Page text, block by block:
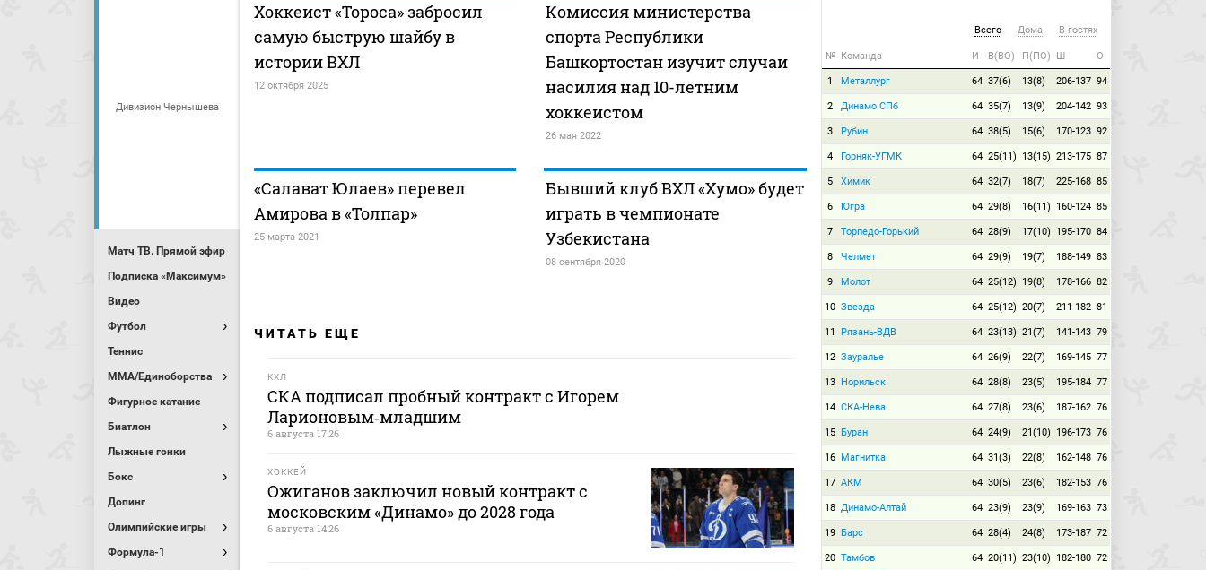
Дивизион Чернышева
Матч ТВ. Прямой эфир
Подписка «Максимум»
Видео
Футбол
Теннис
MMA/Единоборства
Фигурное катание
Биатлон
Лыжные гонки
Бокс
Допинг
Олимпийские игры
Формула-1
Хоккеист «Тороса» забросил
самую быструю шайбу в
истории ВХЛ
12 октября 2025
Комиссия министерства
спорта Республики
Башкортостан изучит случаи
насилия над 10-летним
хоккеистом
26 мая 2022
«Салават Юлаев» перевел
Амирова в «Толпар»
25 марта 2021
Бывший клуб ВХЛ «Хумо» будет
играть в чемпионате
Узбекистана
08 сентября 2020
ЧИТАТЬ ЕЩЕ
КХЛ
СКА подписал пробный контракт с Игорем
Ларионовым‑младшим
6 августа 17:26
ХОККЕЙ
Ожиганов заключил новый контракт с
московским «Динамо» до 2028 года
6 августа 14:26
Всего Дома В гостях
№ Команда И В(ВО) П(ПО) Ш О
1 Металлург 64 37(6) 13(8) 206-137 94
2 Динамо СПб 64 35(7) 13(9) 204-142 93
3 Рубин 64 38(5) 15(6) 170-123 92
4 Горняк-УГМК 64 25(11) 13(15) 213-175 87
5 Химик 64 32(7) 18(7) 225-168 85
6 Югра 64 29(8) 16(11) 160-124 85
7 Торпедо-Горький 64 28(9) 17(10) 195-170 84
8 Челмет 64 29(9) 19(7) 188-149 83
9 Молот 64 25(12) 19(8) 178-166 82
10 Звезда 64 25(12) 20(7) 211-182 81
11 Рязань-ВДВ 64 23(13) 21(7) 141-143 79
12 Зауралье 64 26(9) 22(7) 169-145 77
13 Норильск 64 28(8) 23(5) 195-184 77
14 СКА-Нева 64 27(8) 23(6) 187-162 76
15 Буран 64 24(9) 21(10) 196-173 76
16 Магнитка 64 31(3) 22(8) 162-148 76
17 АКМ 64 30(5) 23(6) 182-153 76
18 Динамо-Алтай 64 23(9) 23(9) 169-163 73
19 Барс 64 28(4) 24(8) 173-187 72
20 Тамбов 64 20(11) 23(10) 182-180 72